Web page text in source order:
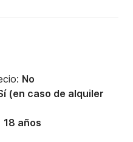
No
(en caso de alquiler
18 años